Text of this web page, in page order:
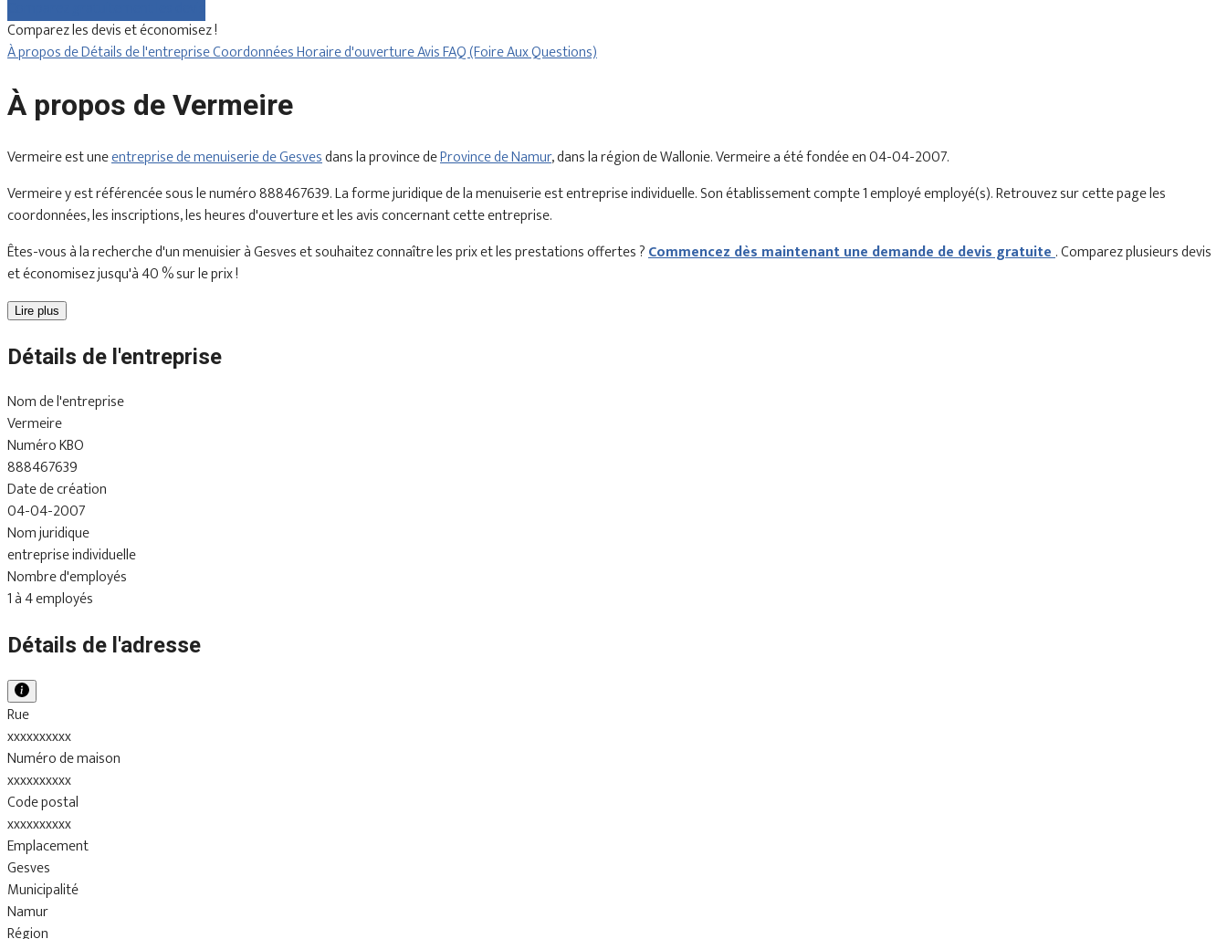
Comparez les devis et économisez !
À propos deDétails de l'entrepriseCoordonnéesHoraire d'ouvertureAvisFAQ (Foire Aux Questions)
À propos de Vermeire
Vermeire est uneentreprise de menuiserie de Gesvesdans la province deProvince de Namur, dans la région de Wallonie. Vermeire a été fondée en 04-04-2007.
Vermeire y est référencée sous le numéro 888467639. La forme juridique de la menuiserie est entreprise individuelle. Son établissement compte 1 employé employé(s). Retrouvez sur cette page les
coordonnées, les inscriptions, les heures d'ouverture et les avis concernant cette entreprise.
Êtes-vous à la recherche d'un menuisier à Gesves et souhaitez connaître les prix et les prestations offertes ?Commencez dès maintenant une demande de devis gratuite. Comparez plusieurs devis
et économisez jusqu'à 40 % sur le prix !
Lire plus
Détails de l'entreprise
Nom de l'entreprise
Vermeire
Numéro KBO
888467639
Date de création
04-04-2007
Nom juridique
entreprise individuelle
Nombre d'employés
1 à 4 employés
Détails de l'adresse
Rue
xxxxxxxxxx
Numéro de maison
xxxxxxxxxx
Code postal
xxxxxxxxxx
Emplacement
Gesves
Municipalité
Namur
Région